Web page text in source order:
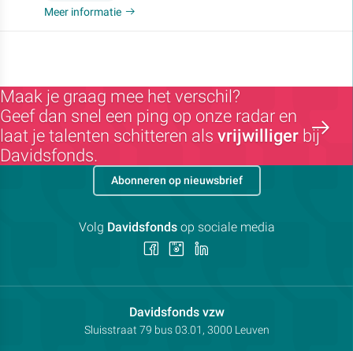
Meer informatie
Maak je graag mee het verschil?
Geef dan snel een ping op onze radar en
laat je talenten schitteren als vrijwilliger bij
Davidsfonds.
Davidsfonds vzwContactpersoon:
Adres:
Sluisstraat 79 bus 03.01, 3000 Leuven
Abonneren op nieuwsbrief
Volg Davidsfondsop sociale media
Volg Volg